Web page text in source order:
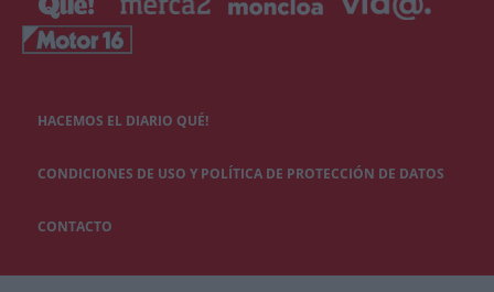
HACEMOS EL DIARIO QUÉ!
CONDICIONES DE USO Y POLÍTICA DE PROTECCIÓN DE DATOS
CONTACTO